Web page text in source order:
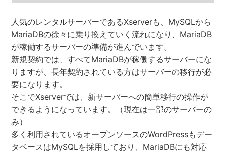
人気のレンタルサーバーであるXserverも、MySQLから
MariaDBの徐々に乗り換えていく流れになり、MariaDB
が稼働するサーバーの準備が進んでいます。
新規契約では、すべてMariaDBが稼働するサーバーにな
りますが、長年契約されている方はサーバーの移行が必
要になります。
そこでXserverでは、新サーバーへの簡単移行の操作が
できるようになっています。（現在は一部のサーバーの
み）
多く利用されているオープンソースのWordPressもデー
タベースはMySQLを採用しており、MariaDBにも対応